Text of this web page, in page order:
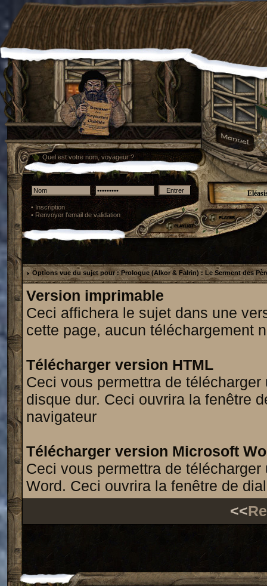
Quel est votre nom, voyageur ?
• Inscription
• Renvoyer l'email de validation
Options vue du sujet pour : Prologue (Alkor & Falrin) : Le Serment des
Version imprimable
Ceci affichera le sujet dans une
cette page, aucun téléchargement
Télécharger version HTML
Ceci vous permettra de
disque dur. Ceci ouvrira la fenêtre
navigateur
Télécharger version Microsoft
Ceci vous permettra de
Word. Ceci ouvrira la fenêtre de
<<